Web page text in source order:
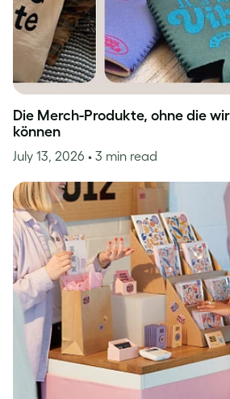
Die Merch-Produkte, ohne die
können
July 13, 2026 • 3 min read